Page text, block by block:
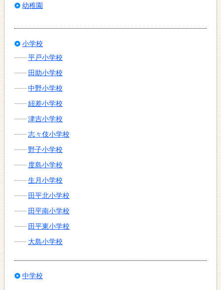
幼稚園
小学校
平戸小学校
田助小学校
中野小学校
紐差小学校
津吉小学校
志々伎小学校
野子小学校
度島小学校
生月小学校
田平北小学校
田平南小学校
田平東小学校
大島小学校
中学校